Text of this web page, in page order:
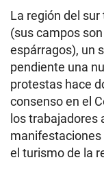
La región del
(sus campos
espárragos), un
pendiente una
protestas hace
consenso en el
los trabajadores
manifestaciones
el turismo de la